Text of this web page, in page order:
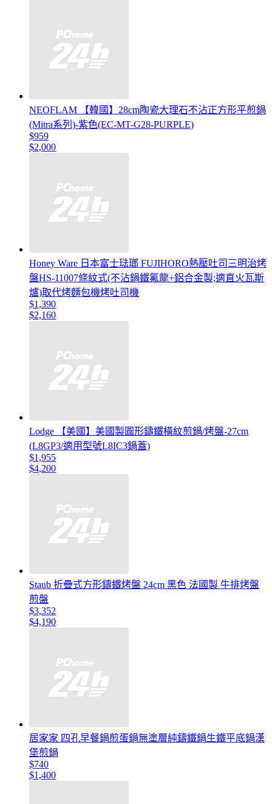
NEOFLAM 【韓國】28cm陶瓷大理石不沾正方形平煎鍋
(Mitra系列)-紫色(EC-MT-G28-PURPLE)
$959
$2,000
Honey Ware 日本富士琺瑯 FUJIHORO熱壓吐司三明治烤
盤HS-11007條紋式(不沾鍋鐵氟龍+鋁合金製;適直火瓦斯
爐)取代烤麵包機烤吐司機
$1,390
$2,160
Lodge 【美國】美國製圓形鑄鐵橫紋煎鍋/烤盤-27cm
(L8GP3/適用型號L8IC3鍋蓋)
$1,955
$4,200
Staub 折疊式方形鑄鐵烤盤 24cm 黑色 法國製 牛排烤盤
煎盤
$3,352
$4,190
居家家 四孔早餐鍋煎蛋鍋無塗層純鑄鐵鍋生鐵平底鍋漢
堡煎鍋
$740
$1,400